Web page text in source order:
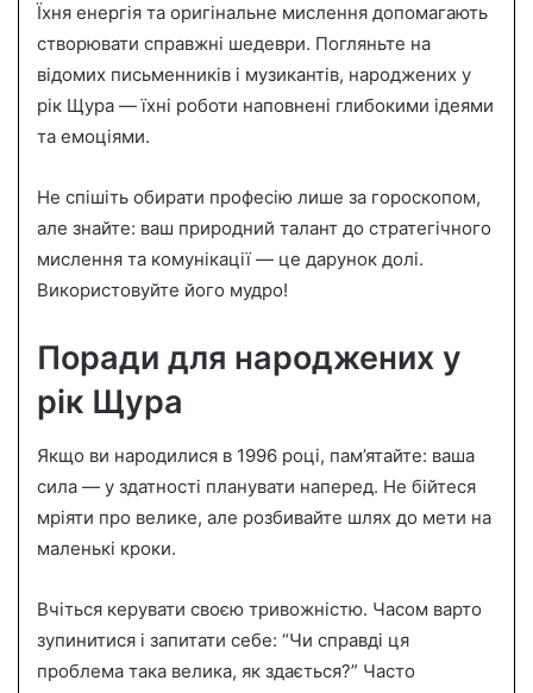
Їхня енергія та оригінальне мислення допомагають
створювати справжні шедеври. Погляньте на
відомих письменників і музикантів, народжених у
рік Щура — їхні роботи наповнені глибокими ідеями
та емоціями.
Не спішіть обирати професію лише за гороскопом,
але знайте: ваш природний талант до стратегічного
мислення та комунікації — це дарунок долі.
Використовуйте його мудро!
Поради для народжених у
рік Щура
Якщо ви народилися в 1996 році, пам’ятайте: ваша
сила — у здатності планувати наперед. Не бійтеся
мріяти про велике, але розбивайте шлях до мети на
маленькі кроки.
Вчіться керувати своєю тривожністю. Часом варто
зупинитися і запитати себе: “Чи справді ця
проблема така велика, як здається?” Часто